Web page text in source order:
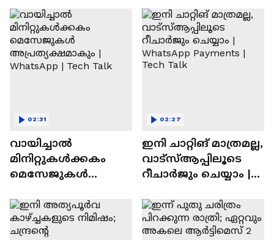
വായിച്ചാൽ
മിനിറ്റുകൾക്കകം
മെസേജുകള്‍
WhatsApp | Tech Talk
02:31
ഇനി ചാറ്റിങ് മാത്രമല്ല,
വാട്‌സ്‌ആപ്പിലൂടെ
റീചാർജും ചെയ്യാം |
Tech Talk
02:27